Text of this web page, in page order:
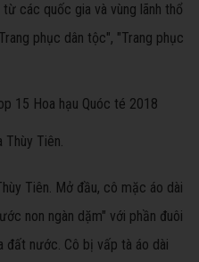
các quốc gia và vùng lãnh thổ
phục dân tộc", "Trang phục
Thùy Tiên.
Tiên. Mở đầu, cô mặc áo dài
non ngàn dặm" với phần đuôi
đất nước. Cô bị vấp tà áo dài